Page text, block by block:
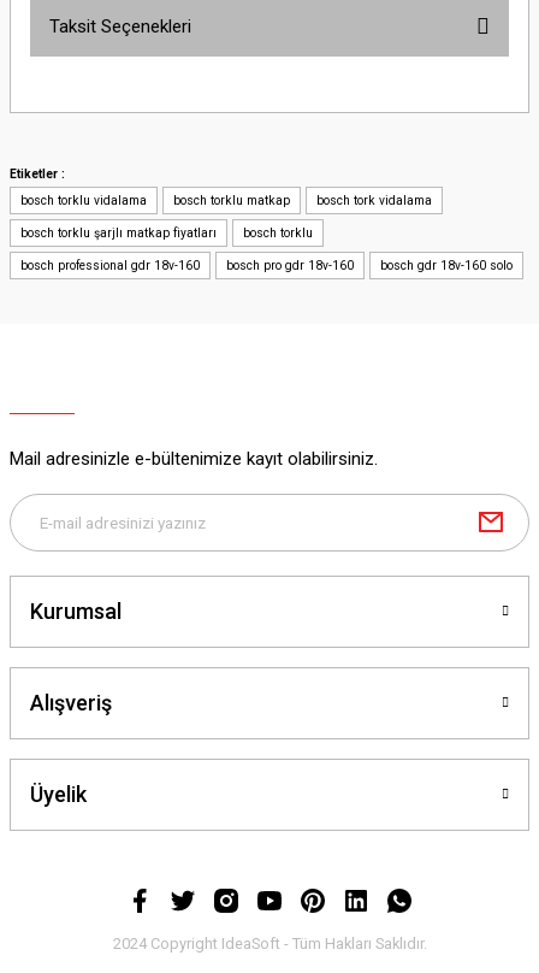
Yorum Yaz
Taksit Seçenekleri
Etiketler :
bosch torklu vidalama
bosch torklu matkap bosch tork vidalama
bosch torklu şarjlı matkap fiyatları bosch torklu
bosch professional gdr 18v-160 bosch pro gdr 18v-160 bosch gdr 18v-160 solo
Mail adresinizle e-bültenimize kayıt olabilirsiniz.
Kurumsal
Alışveriş
Üyelik
2024 Copyright IdeaSoft - Tüm Hakları Saklıdır.